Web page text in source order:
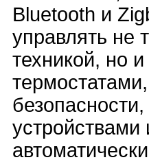
Bluetooth и
управлять не
техникой, но
устройствами